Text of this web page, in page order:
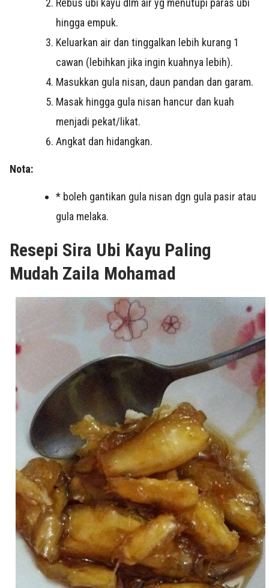
Rebus ubi kayu dlm air yg menutupi paras ubi
hingga empuk.
Keluarkan air dan tinggalkan lebih kurang 1
cawan (lebihkan jika ingin kuahnya lebih).
Masukkan gula nisan, daun pandan dan garam.
Masak hingga gula nisan hancur dan kuah
menjadi pekat/likat.
Angkat dan hidangkan.
Nota:
* boleh gantikan gula nisan dgn gula pasir atau
gula melaka.
Resepi Sira Ubi Kayu Paling
Mudah Zaila Mohamad